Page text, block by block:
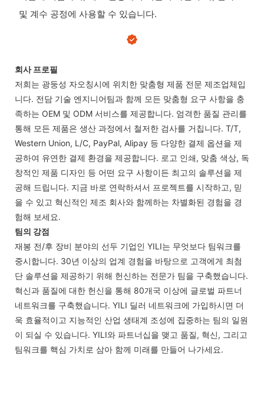
및 계수 공정에 사용할 수 있습니다.
회사 프로필
저희는 광둥성 자오칭시에 위치한 맞춤형 제품 전문 제조업체입
니다. 전담 기술 엔지니어팀과 함께 모든 맞춤형 요구 사항을 충
족하는 OEM 및 ODM 서비스를 제공합니다. 엄격한 품질 관리를
통해 모든 제품은 생산 과정에서 철저한 검사를 거칩니다. T/T,
Western Union, L/C, PayPal, Alipay 등 다양한 결제 옵션을 제
공하여 유연한 결제 환경을 제공합니다. 로고 인쇄, 맞춤 색상, 독
창적인 제품 디자인 등 어떤 요구 사항이든 최고의 솔루션을 제
공해 드립니다. 지금 바로 연락하셔서 프로젝트를 시작하고, 믿
을 수 있고 혁신적인 제조 회사와 함께하는 차별화된 경험을 경
험해 보세요.
팀의 강점
재봉 전/후 장비 분야의 선두 기업인 YILI는 무엇보다 팀워크를
중시합니다. 30년 이상의 업계 경험을 바탕으로 고객에게 최첨
단 솔루션을 제공하기 위해 헌신하는 전문가 팀을 구축했습니다.
혁신과 품질에 대한 헌신을 통해 80개국 이상에 글로벌 파트너
네트워크를 구축했습니다. YILI 딜러 네트워크에 가입하시면 더
욱 효율적이고 지능적인 산업 생태계 조성에 집중하는 팀의 일원
이 되실 수 있습니다. YILI와 파트너십을 맺고 품질, 혁신, 그리고
팀워크를 핵심 가치로 삼아 함께 미래를 만들어 나가세요.